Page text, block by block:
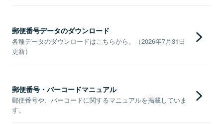
郵便番号データのダウンロード
各種データのダウンロードはこちらから。（2026年7月31日
更新）
郵便番号・バーコードマニュアル
郵便番号や、バーコードに関するマニュアルを掲載していま
す。